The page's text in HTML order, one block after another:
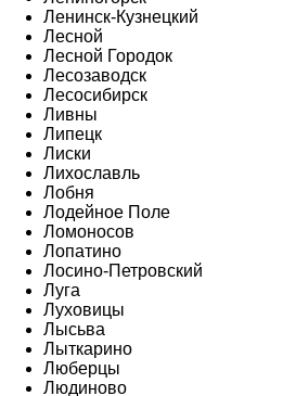
Ленинск-Кузнецкий
Лесной
Лесной Городок
Лесозаводск
Лесосибирск
Ливны
Липецк
Лиски
Лихославль
Лобня
Лодейное Поле
Ломоносов
Лопатино
Лосино-Петровский
Луга
Луховицы
Лысьва
Лыткарино
Люберцы
Людиново